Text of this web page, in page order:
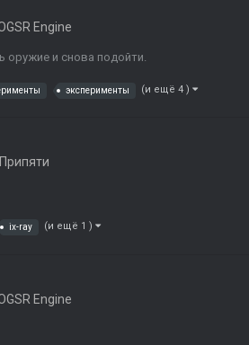
Engine
оружие и снова подойти.
эксперименты (и ещё 4 )
ix-ray (и ещё 1 )
Engine